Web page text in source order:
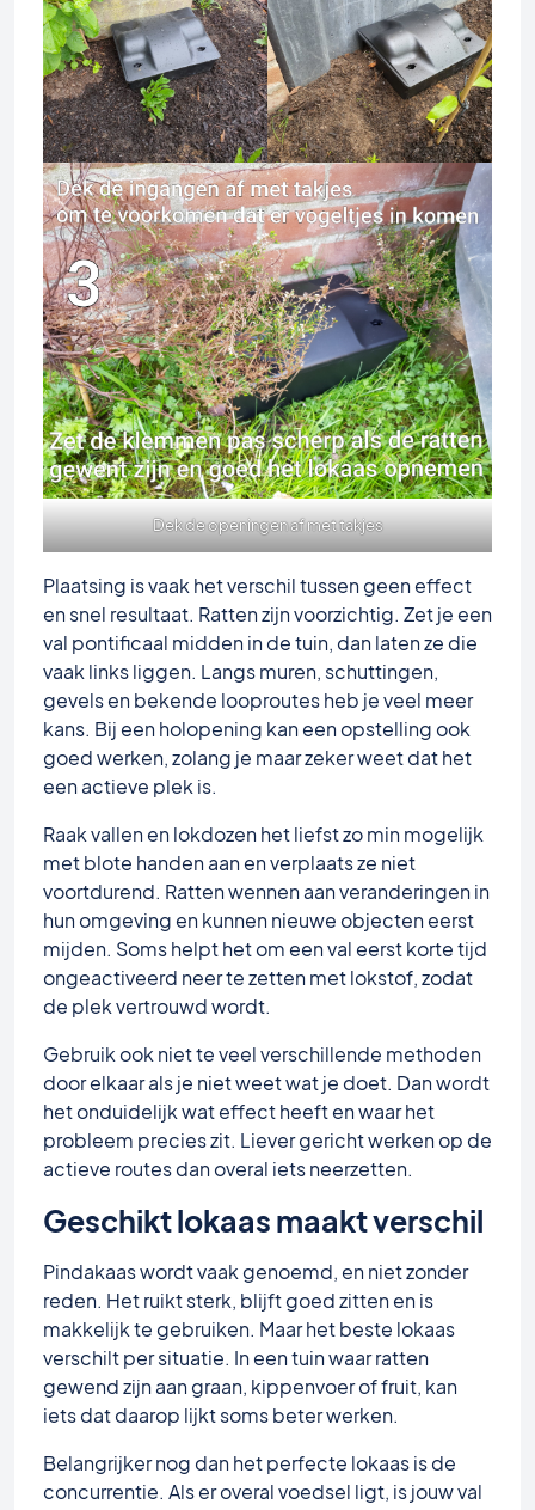
Dek de openingen af met takjes
Plaatsing is vaak het verschil tussen geen effect
en snel resultaat. Ratten zijn voorzichtig. Zet je een
val pontificaal midden in de tuin, dan laten ze die
vaak links liggen. Langs muren, schuttingen,
gevels en bekende looproutes heb je veel meer
kans. Bij een holopening kan een opstelling ook
goed werken, zolang je maar zeker weet dat het
een actieve plek is.
Raak vallen en lokdozen het liefst zo min mogelijk
met blote handen aan en verplaats ze niet
voortdurend. Ratten wennen aan veranderingen in
hun omgeving en kunnen nieuwe objecten eerst
mijden. Soms helpt het om een val eerst korte tijd
ongeactiveerd neer te zetten met lokstof, zodat
de plek vertrouwd wordt.
Gebruik ook niet te veel verschillende methoden
door elkaar als je niet weet wat je doet. Dan wordt
het onduidelijk wat effect heeft en waar het
probleem precies zit. Liever gericht werken op de
actieve routes dan overal iets neerzetten.
Geschikt lokaas maakt verschil
Pindakaas wordt vaak genoemd, en niet zonder
reden. Het ruikt sterk, blijft goed zitten en is
makkelijk te gebruiken. Maar het beste lokaas
verschilt per situatie. In een tuin waar ratten
gewend zijn aan graan, kippenvoer of fruit, kan
iets dat daarop lijkt soms beter werken.
Belangrijker nog dan het perfecte lokaas is de
concurrentie. Als er overal voedsel ligt, is jouw val